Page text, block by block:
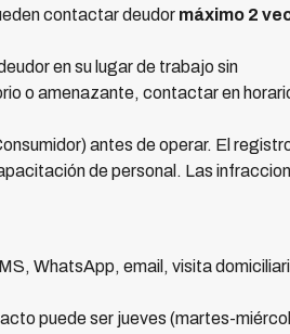
contactar deudor máximo 2
en su lugar de trabajo sin
o amenazante, contactar en
antes de operar. El
de personal. Las
WhatsApp, email, visita
puede ser jueves (martes-